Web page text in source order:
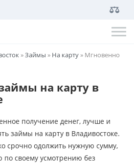
»Займы » На карту» Мгновенно
на карту в
получение денег, лучше и
займы на карту в Владивостоке.
срочно одолжить нужную сумму,
по своему усмотрению без